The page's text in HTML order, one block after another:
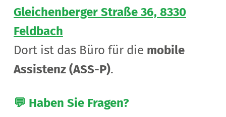
Gleichenberger Straße 36, 8330
Feldbach
Dort ist das Büro für die mobile
Assistenz (ASS-P).
💬 Haben Sie Fragen?